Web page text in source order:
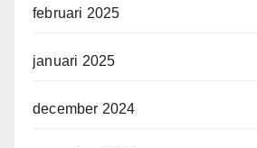
februari 2025
januari 2025
december 2024